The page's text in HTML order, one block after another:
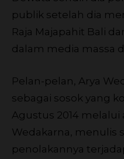
publik setelah dia
Raja Majapahit Bali
dalam media massa
Pelan-pelan, Arya
sebagai sosok yang
Agustus 2014 melalui
Wedakarna, menulis
penolakannya